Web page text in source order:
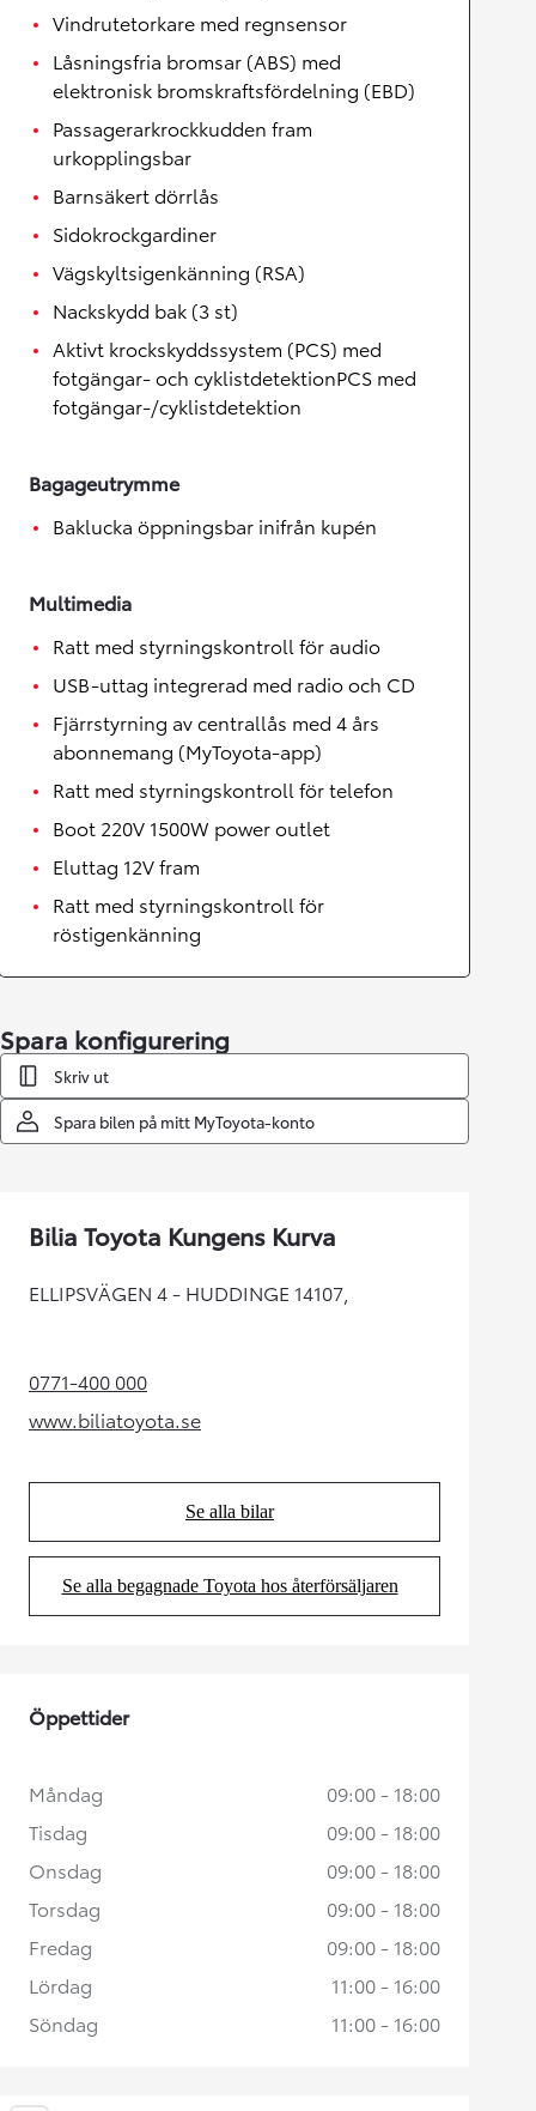
Vindrutetorkare med regnsensor
Låsningsfria bromsar (ABS) med
elektronisk bromskraftsfördelning (EBD)
Passagerarkrockkudden fram
urkopplingsbar
Barnsäkert dörrlås
Sidokrockgardiner
Vägskyltsigenkänning (RSA)
Nackskydd bak (3 st)
Aktivt krockskyddssystem (PCS) med
fotgängar- och cyklistdetektionPCS med
fotgängar-/cyklistdetektion
Bagageutrymme
Baklucka öppningsbar inifrån kupén
Multimedia
Ratt med styrningskontroll för audio
USB-uttag integrerad med radio och CD
Fjärrstyrning av centrallås med 4 års
abonnemang (MyToyota-app)
Ratt med styrningskontroll för telefon
Boot 220V 1500W power outlet
Eluttag 12V fram
Ratt med styrningskontroll för
röstigenkänning
Spara konfigurering
Skriv ut
Spara bilen på mitt MyToyota-konto
Bilia Toyota Kungens Kurva
ELLIPSVÄGEN 4 - HUDDINGE 14107,
0771-400 000(Opens in new tab)
www.biliatoyota.se
(Opens in new tab)
Se alla bilar
(Opens in new tab)
Se alla begagnade Toyota hos återförsäljaren
(Opens in new tab)
Öppettider
Måndag
09:00 - 18:00
Tisdag
09:00 - 18:00
Onsdag
09:00 - 18:00
Torsdag
09:00 - 18:00
Fredag
09:00 - 18:00
Lördag
11:00 - 16:00
Söndag
11:00 - 16:00